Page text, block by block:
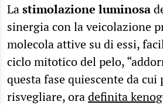
Lastimolazione luminosa
sinergia con la veicolazione
molecola attive su di essi,
ciclo mitotico del pelo,
questa fase quiescente da
risvegliare, oradefinita